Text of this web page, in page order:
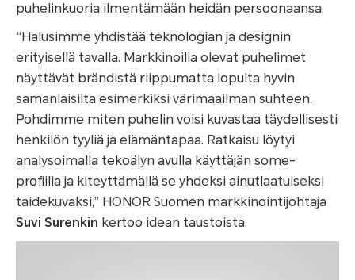
puhelinkuoria ilmentämään heidän persoonaansa.
“Halusimme yhdistää teknologian ja designin
erityisellä tavalla. Markkinoilla olevat puhelimet
näyttävät brändistä riippumatta lopulta hyvin
samanlaisilta esimerkiksi värimaailman suhteen.
Pohdimme miten puhelin voisi kuvastaa täydellisesti
henkilön tyyliä ja elämäntapaa. Ratkaisu löytyi
analysoimalla tekoälyn avulla käyttäjän some-
profiilia ja kiteyttämällä se yhdeksi ainutlaatuiseksi
taidekuvaksi,” HONOR Suomen markkinointijohtaja
Suvi Surenkin kertoo idean taustoista.